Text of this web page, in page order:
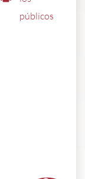
públicos